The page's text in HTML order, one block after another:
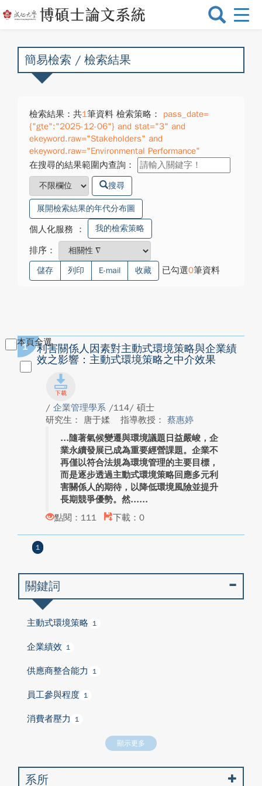
選
換
簡易檢索 / 檢索結果
檢索結果：共1筆資料 檢索策略：
pass_date=
{"gte":"2025-12-06"} and stat="3" and
ekeyword.raw="Stakeholders" and
ekeyword.raw="Environmental Performance"
在搜尋的結果範圍內查詢：
搜尋
展開檢索結果的年代分布圖
個人化服務 ： 我的檢索策略
排序：
儲存 列印 E-mail 收藏 已勾選0筆資料
本頁全選
1
利害關係人因素對主動式環境策略與企業績
效之影響：主動式環境策略之中介效果
/ 企業管理學系 /114/ 碩士
研究生： 唐于媃
指導教授： 蔡惠婷
隨著氣候變遷與環境議題日益嚴峻，企
業永續發展已成為重要經營課題。企業不
再僅以符合法規為環境管理的主要目標，
而是逐步透過主動式環境策略回應多元利
害關係人的期待，以降低環境風險並提升
長期競爭優勢。然...
點閱：111
下載：0
1
關鍵詞
主動式環境策略 1
企業績效 1
供應商整合能力 1
員工參與程度 1
消費者壓力 1
顯示更多
系所